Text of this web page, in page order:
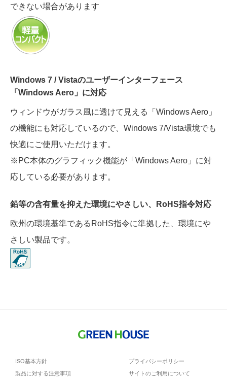
できない場合があります
Windows 7 / Vistaのユーザーインターフェース
「Windows Aero」に対応
ウィンドウがガラス風に透けて見える「Windows Aero」
の機能にも対応しているので、Windows 7/Vista環境でも
快適にご使用いただけます。
※PC本体のグラフィック機能が「Windows Aero」に対
応している必要があります。
鉛等の含有量を抑えた環境にやさしい、RoHS指令対応
欧州の環境基準であるRoHS指令に準拠した、環境にや
さしい製品です。
ISO基本方針
プライバシーポリシー
製品に対する注意事項
サイトのご利用について